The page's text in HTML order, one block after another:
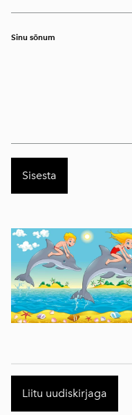
Sinu sõnum
Liitu uudiskirjaga